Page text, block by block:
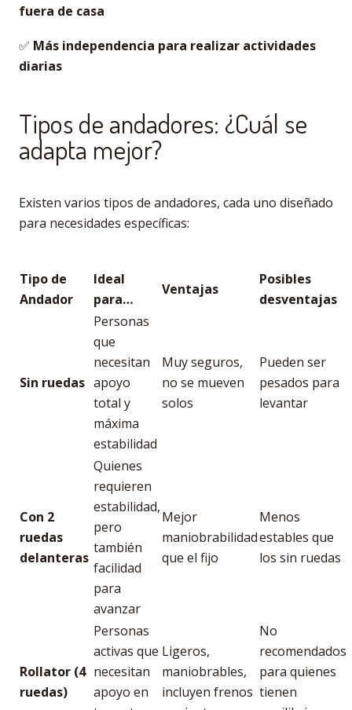
fuera de casa
✅ Más independencia para realizar actividades
diarias
Tipos de andadores: ¿Cuál se
adapta mejor?
Existen varios tipos de andadores, cada uno diseñado
para necesidades específicas:
Tipo de
Andador
Ideal
para…
Ventajas
Posibles
desventajas
Sin ruedas
Personas
que
necesitan
apoyo
total y
máxima
estabilidad
Muy seguros,
no se mueven
solos
Pueden ser
pesados para
levantar
Con 2
ruedas
delanteras
Quienes
requieren
estabilidad,
pero
también
facilidad
para
avanzar
Mejor
maniobrabilidad
que el fijo
Menos
estables que
los sin ruedas
Rollator (4
ruedas)
Personas
activas que
necesitan
apoyo en
Ligeros,
maniobrables,
incluyen frenos
No
recomendados
para quienes
tienen